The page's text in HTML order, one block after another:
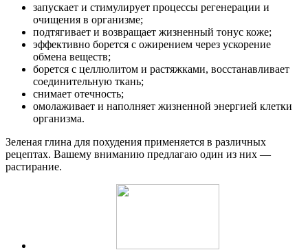
запускает и стимулирует процессы регенерации и
очищения в организме;
подтягивает и возвращает жизненный тонус коже;
эффективно борется с ожирением через ускорение
обмена веществ;
борется с целлюлитом и растяжками, восстанавливает
соединительную ткань;
снимает отечность;
омолаживает и наполняет жизненной энергией клетки
организма.
Зеленая глина для похудения применяется в различных
рецептах. Вашему вниманию предлагаю один из них —
растирание.